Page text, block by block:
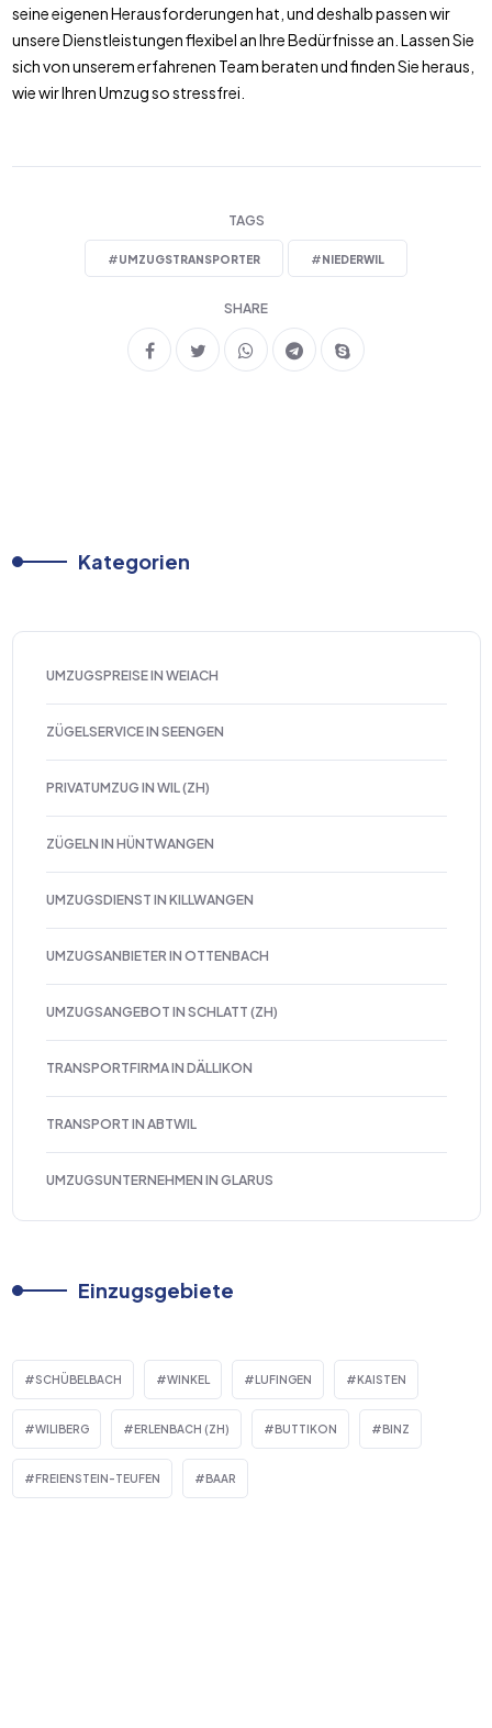
seine eigenen Herausforderungen hat, und deshalb passen wir
unsere Dienstleistungen flexibel an Ihre Bedürfnisse an. Lassen Sie
sich von unserem erfahrenen Team beraten und finden Sie heraus,
wie wir Ihren Umzug so stressfrei.
TAGS
#UMZUGSTRANSPORTER #NIEDERWIL
SHARE
Kategorien
UMZUGSPREISE IN WEIACH
ZÜGELSERVICE IN SEENGEN
PRIVATUMZUG IN WIL (ZH)
ZÜGELN IN HÜNTWANGEN
UMZUGSDIENST IN KILLWANGEN
UMZUGSANBIETER IN OTTENBACH
UMZUGSANGEBOT IN SCHLATT (ZH)
TRANSPORTFIRMA IN DÄLLIKON
TRANSPORT IN ABTWIL
UMZUGSUNTERNEHMEN IN GLARUS
Einzugsgebiete
SCHÜBELBACH WINKEL LUFINGEN KAISTEN
WILIBERG ERLENBACH (ZH) BUTTIKON BINZ
FREIENSTEIN-TEUFEN BAAR